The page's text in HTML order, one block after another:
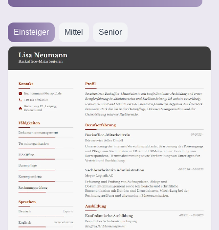
Einsteiger Mittel Senior